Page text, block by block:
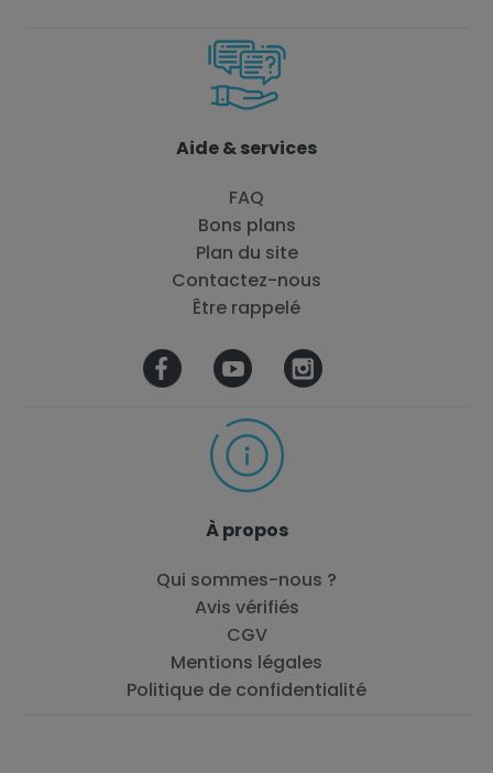
Aide & services
FAQ
Bons plans
Plan du site
Contactez-nous
Être rappelé
À propos
Qui sommes-nous ?
Avis vérifiés
CGV
Mentions légales
Politique de confidentialité